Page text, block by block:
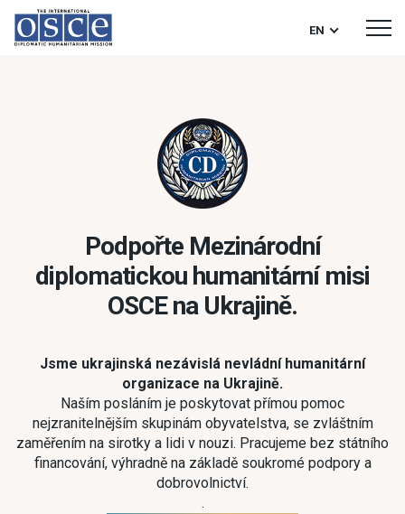
EN
Podpořte Mezinárodní
diplomatickou humanitární misi
OSСE na Ukrajině.
Jsme ukrajinská nezávislá nevládní humanitární
organizace na Ukrajině.
Naším posláním je poskytovat přímou pomoc
nejzranitelnějším skupinám obyvatelstva, se zvláštním
zaměřením na sirotky a lidi v nouzi. Pracujeme bez státního
financování, výhradně na základě soukromé podpory a
dobrovolnictví.
.